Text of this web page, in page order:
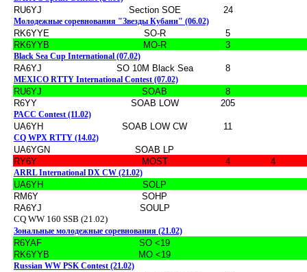
RU6YJ Section SOE 24
Молодежные соревнования "Звезды Кубани" (06.02)
RK6YYE SO-R
5
RK6YYB
MO-R 3
Black Sea Cup International (07.02)
RA6YJ SO 10M Black Sea 8
MEXICO RTTY International Contest (07.02)
RU6YJ SOAB
8
R6YY
SOAB LOW 205
PACC Contest (11.02)
UA6YH SOAB LOW CW 11
CQ WPX RTTY (14.02)
UA6YGN
SOAB LP
RY6Y
MOST 4 4
ARRL International DX CW (21.02)
UA6YH
SOLP
RM6Y
SOHP
RA6YJ
SOULP
CQ WW 160 SSB (21.02)
Зональные молодежные соревнования (21.02)
R6YAF
SO <19
RK6YYB
MO <19
Russian WW PSK Contest (21.02)